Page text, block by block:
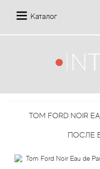
Каталог
TOM FORD NOIR
ПОСЛЕ
12 Parfumeurs Francais
19-69
27 87 Perfumes
Отзывы
Доставка
История заказов
Рассылка новостей